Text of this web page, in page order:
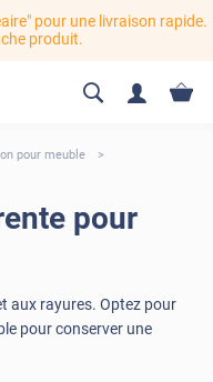
pour une livraison rapide.
produit.
pour meuble
pour
aux rayures. Optez pour
pour conserver une